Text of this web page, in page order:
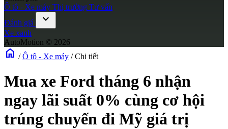
Ô tô - Xe máy Thị trường Tư vấn
Đánh giá
expand_more
Xe xanh
AutoMotion © 2026
home / Ô tô - Xe máy / Chi tiết
Mua xe Ford tháng 6 nhận
ngay lãi suất 0% cùng cơ hội
trúng chuyến đi Mỹ giá trị